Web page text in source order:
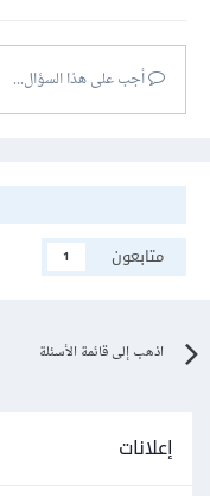
أجب على هذا السؤال...
متابعون
1
اذهب إلى قائمة الأسئلة
إعلانات